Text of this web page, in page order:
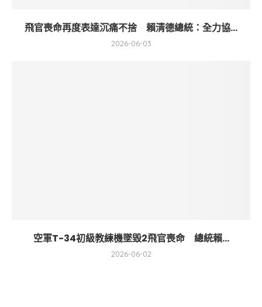
飛官喪命再度表達沉痛不捨 賴清德總統：全力協...
2026-06-03
空軍T-34初級教練機墜毀2飛官喪命 總統賴...
2026-06-02